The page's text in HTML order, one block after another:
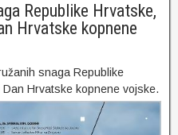
Republike Hrvatske,
Hrvatske kopnene
snaga Republike
Hrvatske kopnene vojske.